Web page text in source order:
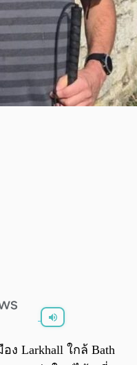
0:00 /
ง Larkhall ใกล้ Bath